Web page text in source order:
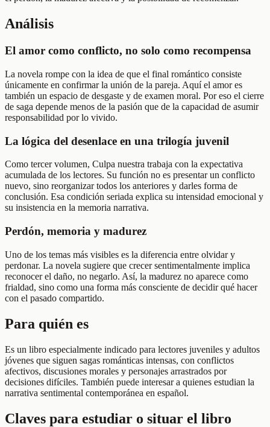
Análisis
El amor como conflicto, no solo como recompensa
La novela rompe con la idea de que el final romántico consiste
únicamente en confirmar la unión de la pareja. Aquí el amor es
también un espacio de desgaste y de examen moral. Por eso el cierre
de saga depende menos de la pasión que de la capacidad de asumir
responsabilidad por lo vivido.
La lógica del desenlace en una trilogía juvenil
Como tercer volumen, Culpa nuestra trabaja con la expectativa
acumulada de los lectores. Su función no es presentar un conflicto
nuevo, sino reorganizar todos los anteriores y darles forma de
conclusión. Esa condición seriada explica su intensidad emocional y
su insistencia en la memoria narrativa.
Perdón, memoria y madurez
Uno de los temas más visibles es la diferencia entre olvidar y
perdonar. La novela sugiere que crecer sentimentalmente implica
reconocer el daño, no negarlo. Así, la madurez no aparece como
frialdad, sino como una forma más consciente de decidir qué hacer
con el pasado compartido.
Para quién es
Es un libro especialmente indicado para lectores juveniles y adultos
jóvenes que siguen sagas románticas intensas, con conflictos
afectivos, discusiones morales y personajes arrastrados por
decisiones difíciles. También puede interesar a quienes estudian la
narrativa sentimental contemporánea en español.
Claves para estudiar o situar el libro